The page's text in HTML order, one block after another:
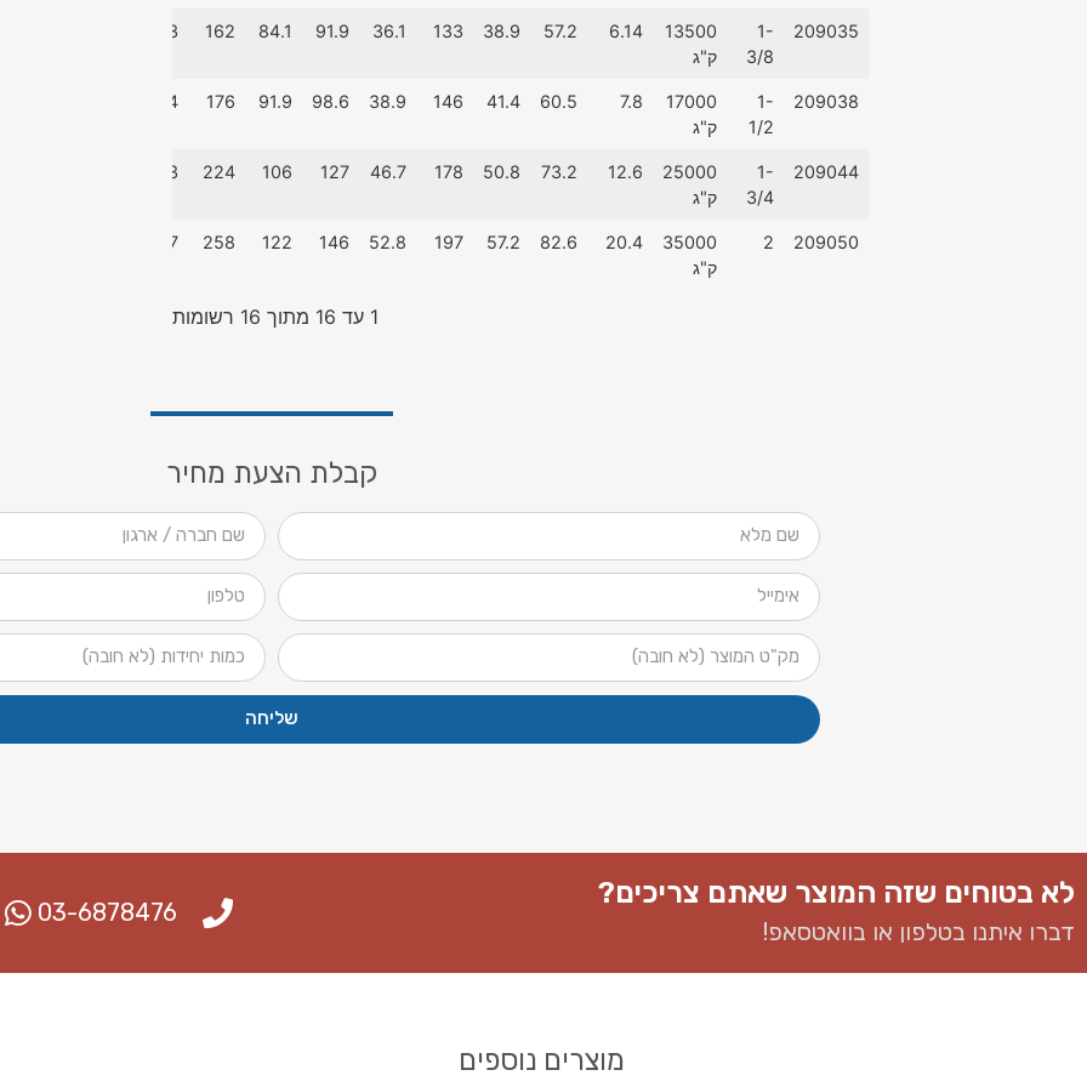
209035
1-
3/8
13500
ק"ג
6.14
57.2
38.9
133
36.1
91.9
84.1
162
233
209038
1-
1/2
17000
ק"ג
7.8
60.5
41.4
146
38.9
98.6
91.9
176
254
209044
1-
3/4
25000
ק"ג
12.6
73.2
50.8
178
46.7
127
106
224
313
209050
2
35000
ק"ג
20.4
82.6
57.2
197
52.8
146
122
258
347
1 עד 16 מתוך 16 רשומות
קבלת הצעת מחיר
שליחה
לא בטוחים שזה המוצר שאתם צריכים?
דברו איתנו בטלפון או בוואטסאפ​!
03-6878476
מוצרים נוספים